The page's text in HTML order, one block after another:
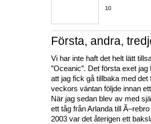
10
Första, andra,
Vi har inte haft det helt lätt
”Oceanic”. Det första exet
att jag fick gå tillbaka med det
veckors väntan följde innan
När jag sedan blev av med
ett tåg från Arlanda till
2003 var det återigen ett